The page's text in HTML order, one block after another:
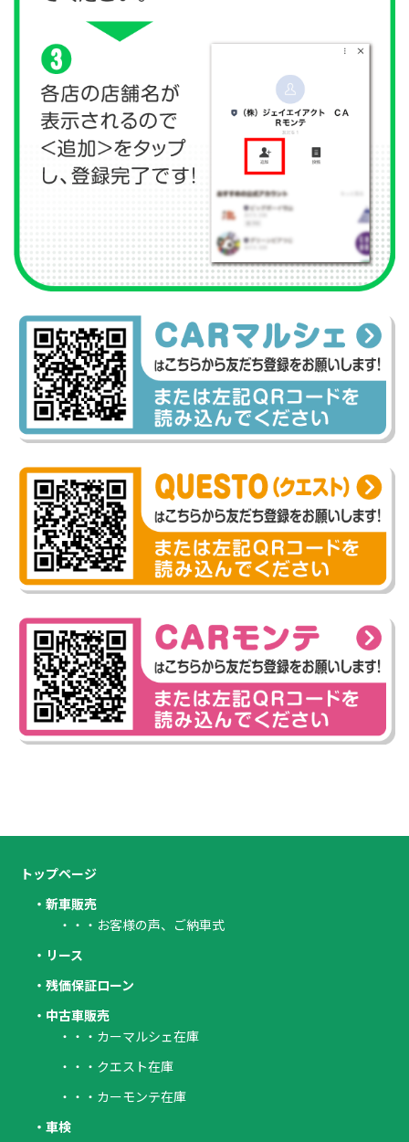
トップページ
・新車販売
・・・お客様の声、ご納車式
・リース
・残価保証ローン
・中古車販売
・・・カーマルシェ在庫
・・・クエスト在庫
・・・カーモンテ在庫
・車検